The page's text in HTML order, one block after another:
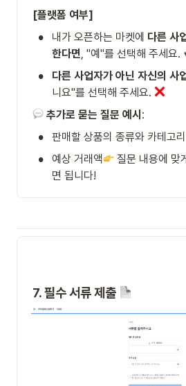
[플랫폼 여부]
• 내가 오픈하는 마켓에 다른 사
한다면 , "예"를 선택해 주세요.
• 다른 사업자가 아닌 자신의 사
니요"를 선택해 주세요.
추가로 묻는 질문 예시 :
• 판매할 상품의 종류와 카테고리
• 예상 거래액
질문 내용에 맞
면 됩니다!
7. 필수 서류 제출